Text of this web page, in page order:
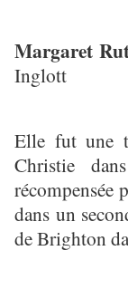
Margaret
Inglott
Elle fut une
Christie
récompensée
dans un
de Brighton